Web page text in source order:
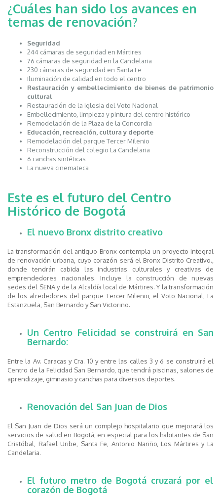
¿Cuáles han sido los avances en
temas de renovación?
Seguridad
244 cámaras de seguridad en Mártires
76 cámaras de seguridad en la Candelaria
230 cámaras de seguridad en Santa Fe
Iluminación de calidad en todo el centro
Restauración y embellecimiento de bienes de patrimonio
cultural
Restauración de la Iglesia del Voto Nacional
Embellecimiento, limpieza y pintura del centro histórico
Remodelación de la Plaza de la Concordia
Educación, recreación, cultura y deporte
Remodelación del parque Tercer Milenio
Reconstrucción del colegio La Candelaria
6 canchas sintéticas
La nueva cinemateca
Este es el futuro del Centro
Histórico de Bogotá
El nuevo Bronx distrito creativo
La transformación del antiguo Bronx contempla un proyecto integral
de renovación urbana, cuyo corazón será el Bronx Distrito Creativo.,
donde tendrán cabida las industrias culturales y creativas de
emprendedores nacionales. Incluye la construcción de nuevas
sedes del SENA y de la Alcaldía local de Mártires. Y la transformación
de los alrededores del parque Tercer Milenio, el Voto Nacional, La
Estanzuela, San Bernardo y San Victorino.
Un Centro Felicidad se construirá en San
Bernardo:
Entre la Av. Caracas y Cra. 10 y entre las calles 3 y 6 se construirá el
Centro de la Felicidad San Bernardo, que tendrá piscinas, salones de
aprendizaje, gimnasio y canchas para diversos deportes.
Renovación del San Juan de Dios
El San Juan de Dios será un complejo hospitalario que mejorará los
servicios de salud en Bogotá, en especial para los habitantes de San
Cristóbal, Rafael Uribe, Santa Fe, Antonio Nariño, Los Mártires y La
Candelaria.
El futuro metro de Bogotá cruzará por el
corazón de Bogotá